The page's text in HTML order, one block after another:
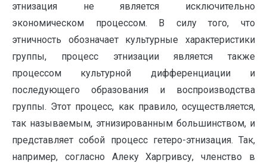
этнизация не является исключительно
экономическом процессом. В силу того, что
этничность обозначает культурные характеристики
группы, процесс этнизации является также
процессом культурной дифференциации и
последующего образования и воспроизводства
группы. Этот процесс, как правило, осуществляется,
так называемым, этнизированным большинством, и
представляет собой процесс гетеро-этнизация. Так,
например, согласно Алеку Харгривсу, членство в